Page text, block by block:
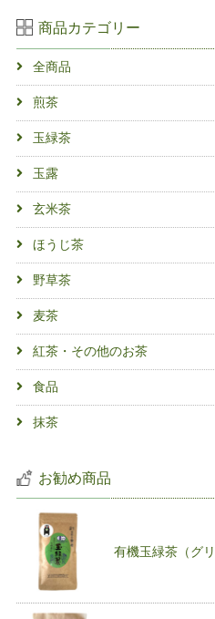
商品カテゴリー
全商品
煎茶
玉緑茶
玉露
玄米茶
ほうじ茶
野草茶
麦茶
紅茶・その他のお茶
食品
抹茶
お勧め商品
有機玉緑茶（グ